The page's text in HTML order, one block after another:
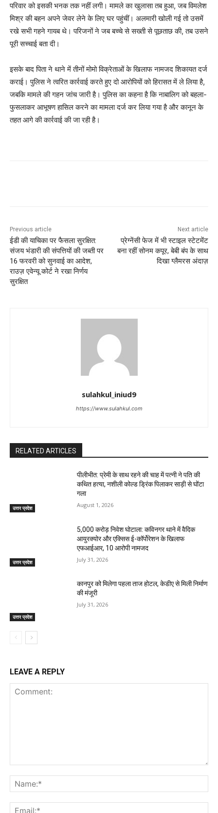
परिवार को इसकी भनक तक नहीं लगी। मामले का खुलासा तब हुआ, जब विमलेश
मिश्र की बहन अपने जेवर लेने के लिए घर पहुंचीं। अलमारी खोली गई तो उसमें
रखे सभी गहने गायब थे। परिजनों ने जब बच्चे से सख्ती से पूछताछ की, तब उसने
पूरी सच्चाई बता दी।
इसके बाद पिता ने थाने में तीनों मोमो विक्रेताओं के खिलाफ नामजद शिकायत दर्ज
कराई। पुलिस ने त्वरित कार्रवाई करते हुए दो आरोपियों को हिरासत में ले लिया है,
जबकि मामले की गहन जांच जारी है। पुलिस का कहना है कि नाबालिग को बहला-
फुसलाकर आभूषण हासिल करने का मामला दर्ज कर लिया गया है और कानून के
तहत आगे की कार्रवाई की जा रही है।
Previous article
ईडी की याचिका पर फैसला सुरक्षित:
संजय भंडारी की संपत्तियों की जब्ती पर
16 फरवरी को सुनवाई का आदेश,
राउज़ एवेन्यू कोर्ट ने रखा निर्णय
सुरक्षित
Next article
प्रेग्नेंसी फेज में भी स्टाइल स्टेटमेंट
बना रहीं सोनम कपूर, बेबी बंप के साथ
दिखा ग्लैमरस अंदाज़
sulahkul_iniud9
https://www.sulahkul.com
RELATED ARTICLES
उत्तर प्रदेश
पीलीभीत: प्रेमी के साथ रहने की चाह में पत्नी ने पति की
कथित हत्या, नशीली कोल्ड ड्रिंक पिलाकर साड़ी से घोंटा
गला
August 1, 2026
उत्तर प्रदेश
₹5,000 करोड़ निवेश घोटाला: कविनगर थाने में वैदिक
आयुरक्योर और एक्सिस ई-कॉर्पोरेशन के खिलाफ
एफआईआर, 10 आरोपी नामजद
July 31, 2026
उत्तर प्रदेश
कानपुर को मिलेगा पहला ताज होटल, केडीए से मिली निर्माण
की मंजूरी
July 31, 2026
LEAVE A REPLY